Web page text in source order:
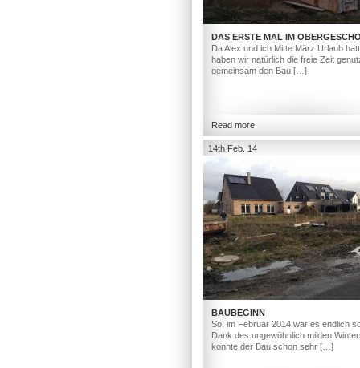
DAS ERSTE MAL IM
Da Alex und ich Mitte März Urlaub
haben wir natürlich die freie Zeit
gemeinsam den Bau […]
Read more
14th Feb. 14
BAUBEGINN
So, im Februar 2014 war es endlich
Dank des ungewöhnlich milden
konnte der Bau schon sehr […]